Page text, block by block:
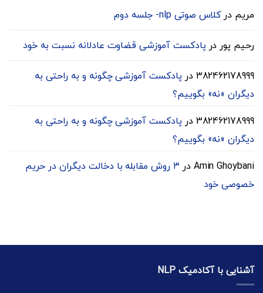
مریم درکلاس صوتی nlp- جلسه دوم
رحیم پور در پادکست آموزشی قضاوت عادلانه نسبت به خود
382462178999در پادکست آموزشی چگونه و به راحتی به
دیگران «نه» بگوییم؟
382462178999در پادکست آموزشی چگونه و به راحتی به
دیگران «نه» بگوییم؟
Amin Ghoybaniدر
۳ روش مقابله با دخالت دیگران در حریم
خصوصی خود
آشنایی با آکادمیک NLP